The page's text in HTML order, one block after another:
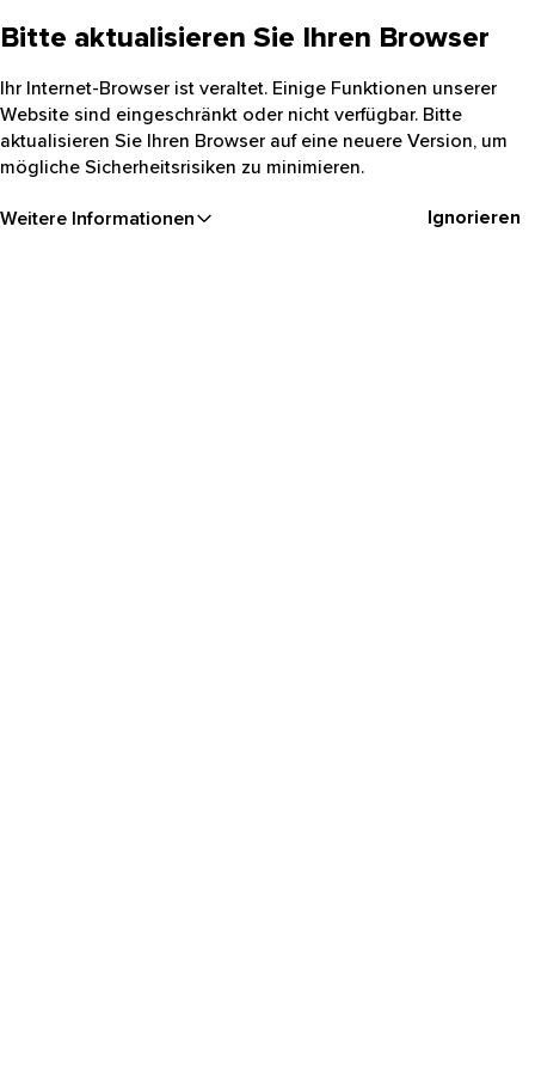
Bitte aktualisieren Sie Ihren Browser
Ihr Internet-Browser ist veraltet. Einige Funktionen unserer
Website sind eingeschränkt oder nicht verfügbar. Bitte
aktualisieren Sie Ihren Browser auf eine neuere Version, um
mögliche Sicherheitsrisiken zu minimieren.
Weitere Informationen Ignorieren